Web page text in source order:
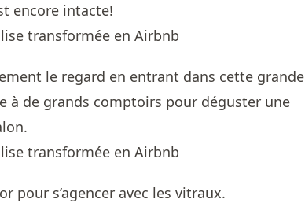
encore intacte!
le regard en entrant dans cette grande
à de grands comptoirs pour déguster une
pour s’agencer avec les vitraux.